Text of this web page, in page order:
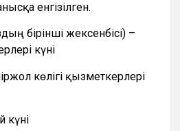
енгізілген.
бірінші жексенбісі) –
күні
көлігі қызметкерлері
күні